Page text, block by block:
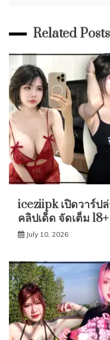
Related Posts
iceziipk เปิดวาร์ป
คลิปเด็ด จัดเต็ม 18+
July 10, 2026